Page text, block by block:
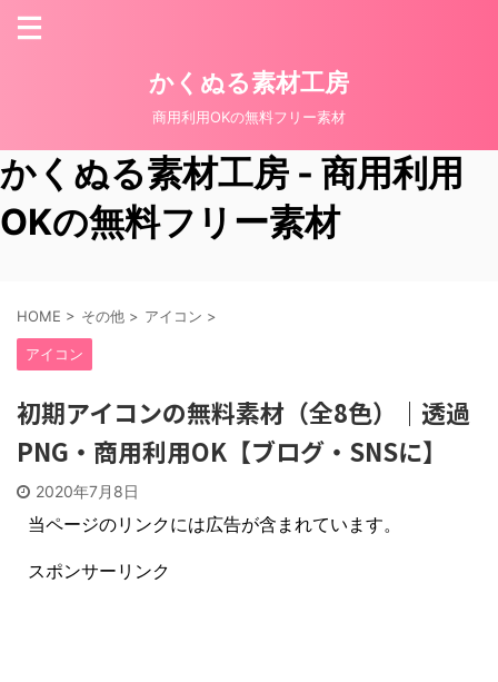
かくぬる素材工房
商用利用OKの無料フリー素材
かくぬる素材工房 - 商用利用
OKの無料フリー素材
HOME > その他 > アイコン >
アイコン
初期アイコンの無料素材（全8色）｜透過
PNG・商用利用OK【ブログ・SNSに】
2020年7月8日
当ページのリンクには広告が含まれています。
スポンサーリンク